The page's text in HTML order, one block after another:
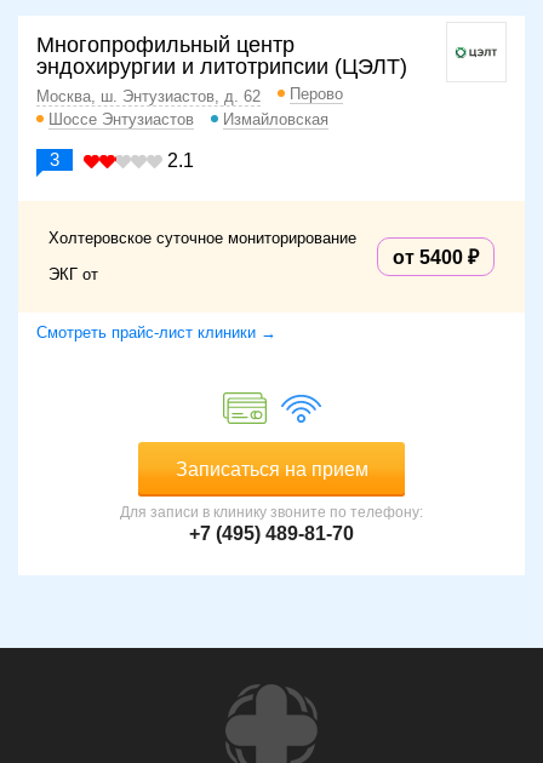
Многопрофильный центр
эндохирургии и литотрипсии (ЦЭЛТ)
Москва, ш. Энтузиастов, д. 62
Перово
Шоссе Энтузиастов
Измайловская
3 2.1
Холтеровское суточное мониторирование
ЭКГ от
от 5400
Смотреть прайс-лист клиники →
Записаться на прием
Для записи в клинику звоните по телефону:
+7 (495) 489-81-70